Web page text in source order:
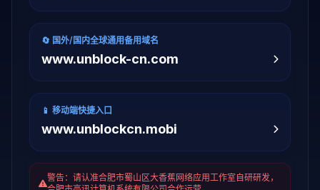
🔄 国外/国内全球通用备用域名
www.unblock-cn.com
📱 移动端快捷入口
www.unblockcn.mobi
警告：请认准合肥市蜀山区大香蕉网络应用工作室自研研发，